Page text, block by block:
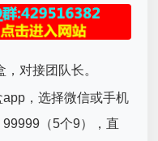
对接团队长。
，选择微信或手机
（5个9），直